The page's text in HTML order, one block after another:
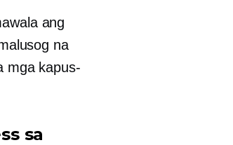
ang
na
mga kapus-
sa